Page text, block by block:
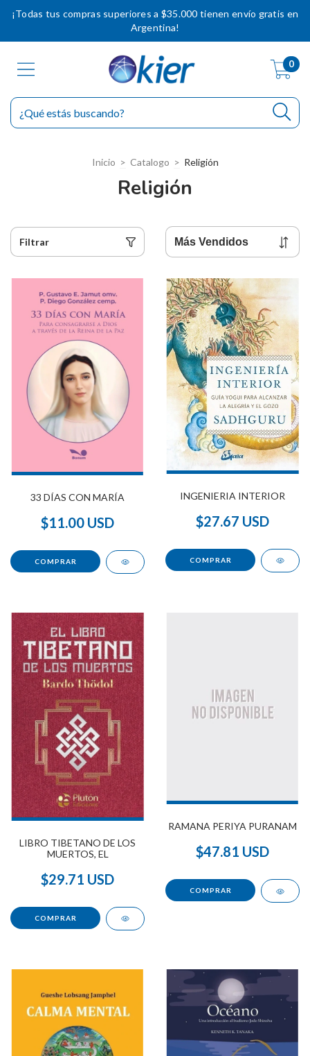
¡Todas tus compras superiores a $35.000 tienen envío gratis en
Argentina!
0
Inicio > Catalogo > Religión
Religión
Filtrar
33 DÍAS CON MARÍA
$11.00 USD
INGENIERIA INTERIOR
$27.67 USD
LIBRO TIBETANO DE LOS
MUERTOS, EL
$29.71 USD
RAMANA PERIYA PURANAM
$47.81 USD